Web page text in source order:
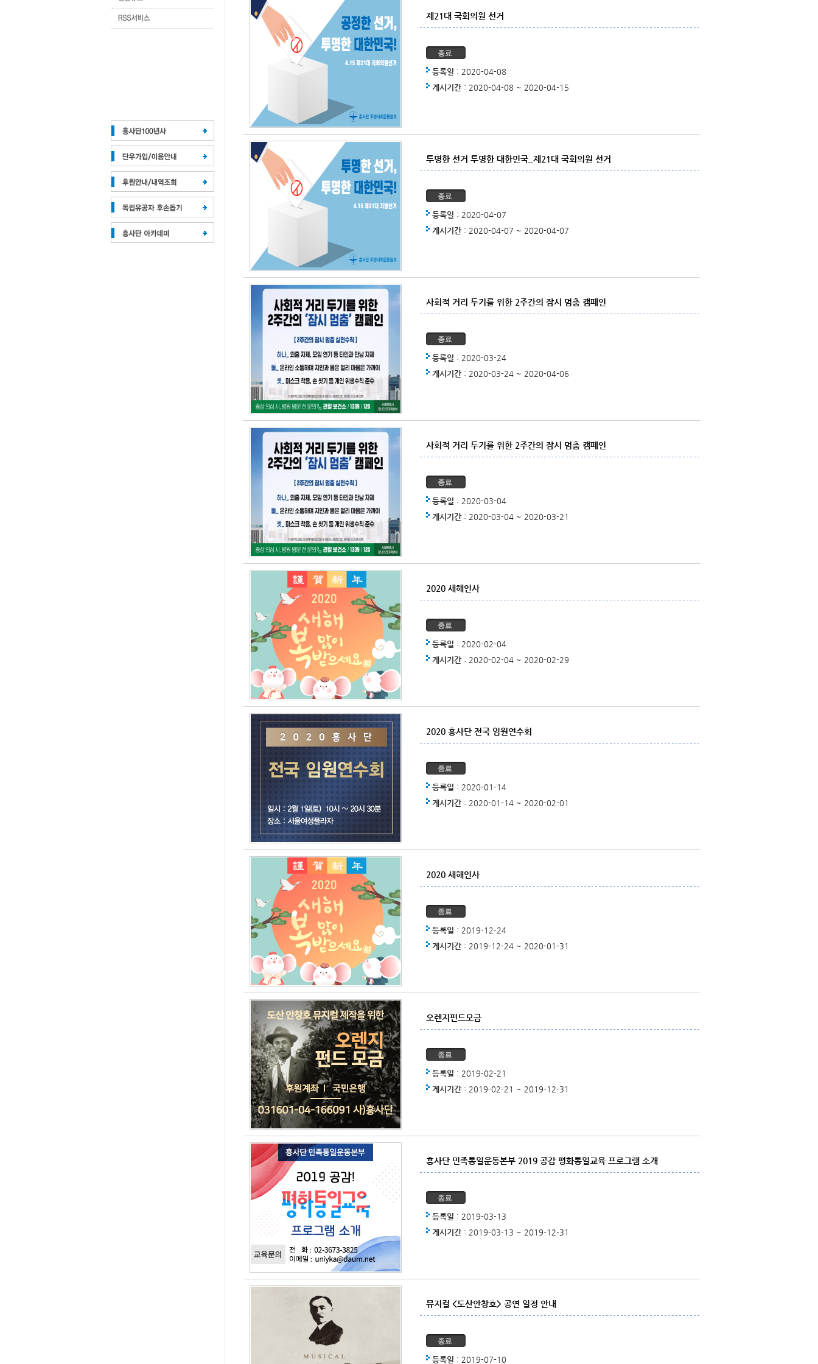
제21대 국회의원 선거
등록일 : 2020-04-08
게시기간: 2020-04-08 ~ 2020-04-15
투명한 선거 투명한 대한민국_제21대 국회의원 선거
등록일 : 2020-04-07
게시기간: 2020-04-07 ~ 2020-04-07
사회적 거리 두기를 위한 2주간의 잠시 멈춤 캠페인
등록일 : 2020-03-24
게시기간: 2020-03-24 ~ 2020-04-06
사회적 거리 두기를 위한 2주간의 잠시 멈춤 캠페인
등록일 : 2020-03-04
게시기간: 2020-03-04 ~ 2020-03-21
2020 새해인사
등록일 : 2020-02-04
게시기간: 2020-02-04 ~ 2020-02-29
2020 흥사단 전국 임원연수회
등록일 : 2020-01-14
게시기간: 2020-01-14 ~ 2020-02-01
2020 새해인사
등록일 : 2019-12-24
게시기간: 2019-12-24 ~ 2020-01-31
오렌지펀드모금
등록일 : 2019-02-21
게시기간: 2019-02-21 ~ 2019-12-31
흥사단 민족통일운동본부 2019 공감 평화통일교육 프로그램 소개
등록일 : 2019-03-13
게시기간: 2019-03-13 ~ 2019-12-31
뮤지컬 <도산안창호> 공연 일정 안내
등록일 : 2019-07-10